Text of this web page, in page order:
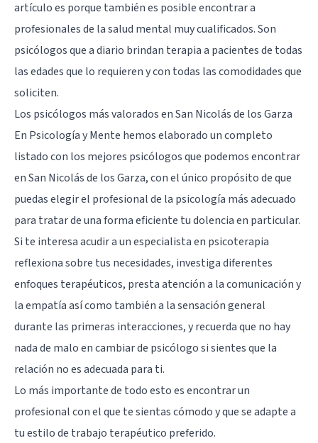
artículo es porque también es posible encontrar a
profesionales de la salud mental muy cualificados. Son
psicólogos que a diario brindan terapia a pacientes de todas
las edades que lo requieren y con todas las comodidades que
soliciten.
Los psicólogos más valorados en San Nicolás de los Garza
En Psicología y Mente hemos elaborado un completo
listado con los mejores psicólogos que podemos encontrar
en San Nicolás de los Garza, con el único propósito de que
puedas elegir el profesional de la psicología más adecuado
para tratar de una forma eficiente tu dolencia en particular.
Si te interesa acudir a un especialista en psicoterapia
reflexiona sobre tus necesidades, investiga diferentes
enfoques terapéuticos, presta atención a la comunicación y
la empatía así como también a la sensación general
durante las primeras interacciones, y recuerda que no hay
nada de malo en cambiar de psicólogo si sientes que la
relación no es adecuada para ti.
Lo más importante de todo esto es encontrar un
profesional con el que te sientas cómodo y que se adapte a
tu estilo de trabajo terapéutico preferido.